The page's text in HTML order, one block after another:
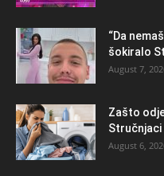
“Da
šokiralo
August 7,
Zašto
August 6,